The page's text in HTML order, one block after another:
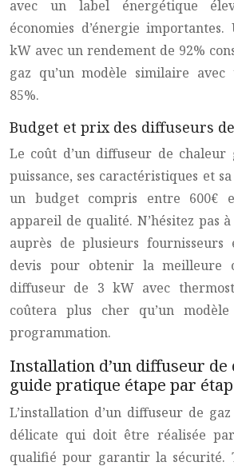
avec un label énergétique
économies d’énergie
kW avec un rendement de 92%
gaz qu’un modèle similaire
85%.
Budget et prix des diffuseurs
Le coût d’un diffuseur de chaleur
puissance, ses caractéristiques et
un budget compris entre 600€
appareil de qualité. N’hésitez pas
auprès de plusieurs
devis pour obtenir la meilleure
diffuseur de 3 kW avec
coûtera plus cher qu’un
programmation.
Installation d’un diffuseur de
guide pratique étape par
L’installation d’un diffuseur de
délicate qui doit être réalisée
qualifié pour garantir la sécurité.